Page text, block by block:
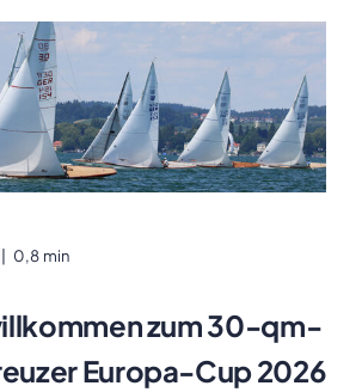
0,8 min
zum 30-qm-
Europa-Cup 2026